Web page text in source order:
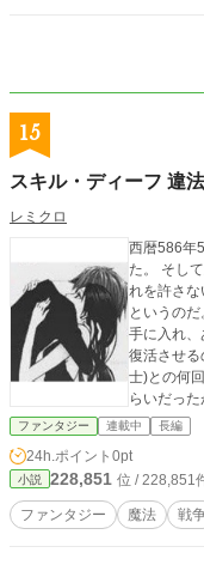
15
スキル・ディーフ 違
レミクロ
西暦586年5月27日 皇帝陛下が病
た。 そし
れを許さ
というの
手に入れ
復活させるのだ。 西暦594年12月13日
士)との何
らいだっ
れも作戦通
マル砦を占
だ！ 西暦607年8月21日 今の皇帝は間違っている。魔物を手
下にして、
か者だ！
与えれば…ふふふ アトラドス皇帝陛
ファンタジー 連載中 長編
24h.ポイント 0pt
小説 228,851 位 / 228,851
ファンタジー 魔法 戦